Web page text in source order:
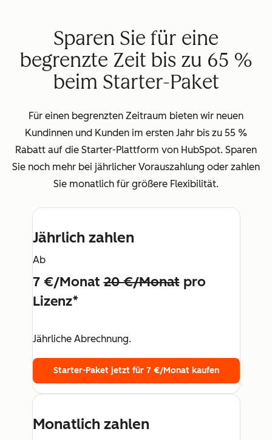
Sparen Sie für eine
begrenzte Zeit bis zu 65 %
beim Starter-Paket
Für einen begrenzten Zeitraum bieten wir neuen
Kundinnen und Kunden im ersten Jahr bis zu 55 %
Rabatt auf die Starter-Plattform von HubSpot. Sparen
Sie noch mehr bei jährlicher Vorauszahlung oder zahlen
Sie monatlich für größere Flexibilität.
Jährlich zahlen
Ab
7 €/Monat20 €/Monatpro
Lizenz*
Jährliche Abrechnung.
Starter-Paket jetzt für 7 €/Monat kaufen
Monatlich zahlen